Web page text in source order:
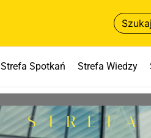
Strefa Spotkań Strefa Wiedzy